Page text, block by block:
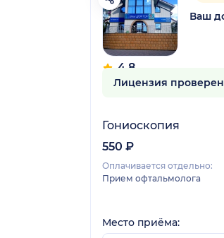
4.8
46 отзывов
Ваш
Лицензия
Гониоскопия
550 ₽
Оплачивается отдельно:
Прием офтальмолога
Место приёма: